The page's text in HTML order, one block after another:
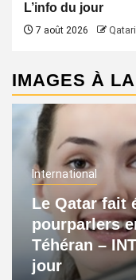
L’info du jour
7 août 2026
IMAGES À
International
Le Qatar fait
pourparlers
Téhéran –
jour